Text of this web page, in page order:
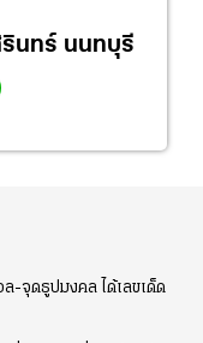
นทร์ นนทบุรี
-จุดธูปมงคล ได้เลขเด็ด